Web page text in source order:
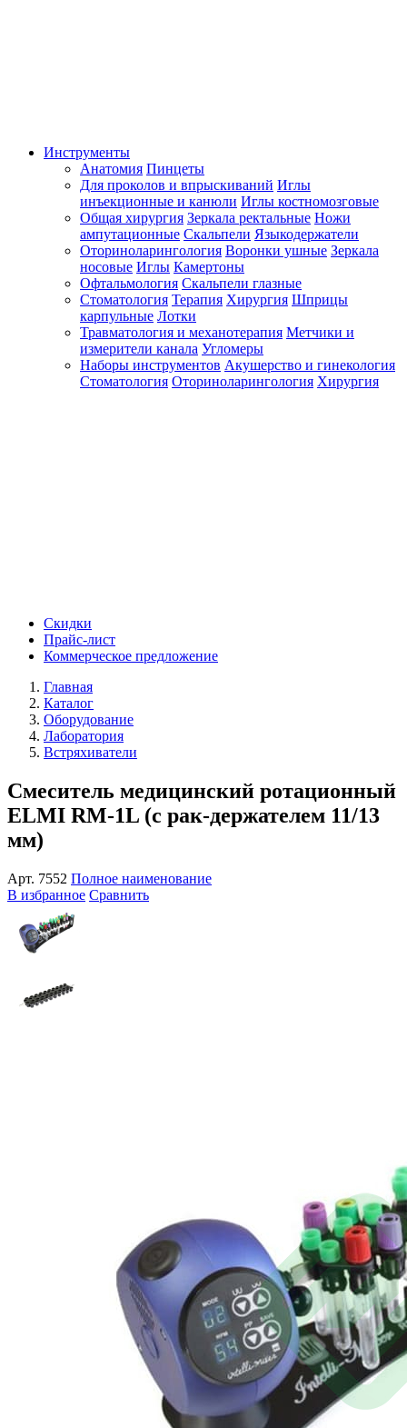
Инструменты
Анатомия Пинцеты
Для проколов и впрыскиваний Иглы
инъекционные и канюли Иглы костномозговые
Общая хирургия Зеркала ректальные Ножи
ампутационные Скальпели Языкодержатели
Оториноларингология Воронки ушные Зеркала
носовые Иглы Камертоны
Офтальмология Скальпели глазные
Стоматология Терапия Хирургия Шприцы
карпульные Лотки
Травматология и механотерапия Метчики и
измерители канала Угломеры
Наборы инструментов Акушерство и гинекология
Стоматология Оториноларингология Хирургия
Скидки
Прайс-лист
Коммерческое предложение
Главная
Каталог
Оборудование
Лаборатория
Встряхиватели
Смеситель медицинский ротационный
ELMI RM-1L (с рак-держателем 11/13
мм)
Арт. 7552 Полное наименование
В избранное Сравнить